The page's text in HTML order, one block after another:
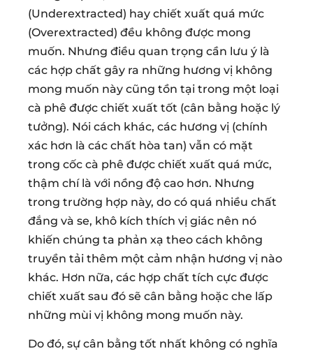
(Underextracted) hay chiết xuất quá mức
(Overextracted) đều không được mong
muốn. Nhưng điều quan trọng cần lưu ý là
các hợp chất gây ra những hương vị không
mong muốn này cũng tồn tại trong một loại
cà phê được chiết xuất tốt (cân bằng hoặc lý
tưởng). Nói cách khác, các hương vị (chính
xác hơn là các chất hòa tan) vẫn có mặt
trong cốc cà phê được chiết xuất quá mức,
thậm chí là với nồng độ cao hơn. Nhưng
trong trường hợp này, do có quá nhiều chất
đắng và se, khô kích thích vị giác nên nó
khiến chúng ta phản xạ theo cách không
truyền tải thêm một cảm nhận hương vị nào
khác. Hơn nữa, các hợp chất tích cực được
chiết xuất sau đó sẽ cân bằng hoặc che lấp
những mùi vị không mong muốn này.
Do đó, sự cân bằng tốt nhất không có nghĩa